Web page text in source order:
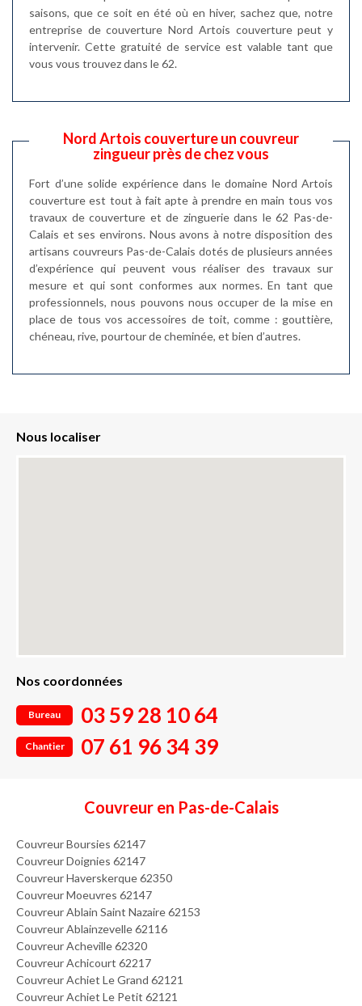
saisons, que ce soit en été où en hiver, sachez que, notre
entreprise de couverture Nord Artois couverture peut y
intervenir. Cette gratuité de service est valable tant que
vous vous trouvez dans le 62.
Nord Artois couverture un couvreur
zingueur près de chez vous
Fort d’une solide expérience dans le domaine Nord Artois
couverture est tout à fait apte à prendre en main tous vos
travaux de couverture et de zinguerie dans le 62 Pas-de-
Calais et ses environs. Nous avons à notre disposition des
artisans couvreurs Pas-de-Calais dotés de plusieurs années
d’expérience qui peuvent vous réaliser des travaux sur
mesure et qui sont conformes aux normes. En tant que
professionnels, nous pouvons nous occuper de la mise en
place de tous vos accessoires de toit, comme : gouttière,
chéneau, rive, pourtour de cheminée, et bien d’autres.
Nous localiser
Nos coordonnées
Bureau 03 59 28 10 64
Chantier 07 61 96 34 39
Couvreur en Pas-de-Calais
Couvreur Boursies 62147
Couvreur Doignies 62147
Couvreur Haverskerque 62350
Couvreur Moeuvres 62147
Couvreur Ablain Saint Nazaire 62153
Couvreur Ablainzevelle 62116
Couvreur Acheville 62320
Couvreur Achicourt 62217
Couvreur Achiet Le Grand 62121
Couvreur Achiet Le Petit 62121